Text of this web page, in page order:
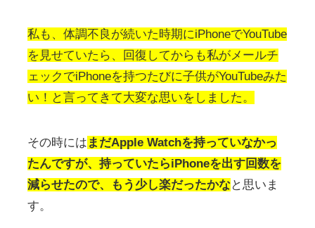
私も、体調不良が続いた時期にiPhoneでYouTube
を見せていたら、回復してからも私がメールチ
ェックでiPhoneを持つたびに子供がYouTubeみた
い！と言ってきて大変な思いをしました。
その時には まだApple Watchを持っていなかっ
たんですが、持っていたらiPhoneを出す回数を
減らせたので、もう少し楽だったかなと思いま
す。